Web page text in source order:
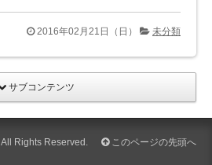
2016年02月21日（日） 未分類
サブコンテンツ
All Rights Reserved. このページの先頭へ